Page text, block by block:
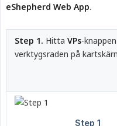
eShepherd Web App.
Step 1. Hitta VPs-
verktygsraden på